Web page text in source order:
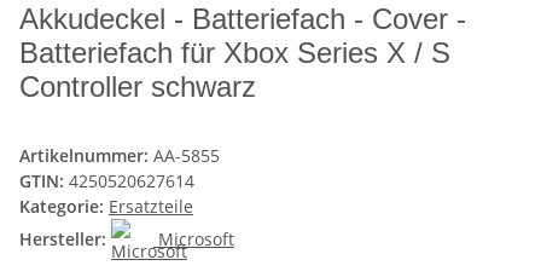
Akkudeckel - Batteriefach - Cover -
Batteriefach für Xbox Series X / S
Controller schwarz
Artikelnummer: AA-5855
GTIN: 4250520627614
Kategorie: Ersatzteile
Hersteller:
Microsoft